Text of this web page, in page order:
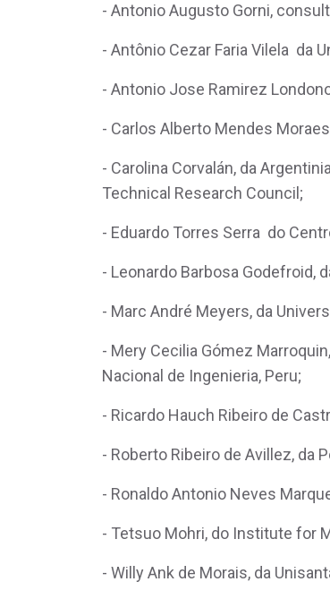
- Antonio Augusto Gorni,
- Antônio Cezar Faria Vilela da
- Antonio Jose Ramirez
- Carlos Alberto Mendes
- Carolina Corvalán, da
Technical Research Council;
- Eduardo Torres Serra do
- Leonardo Barbosa Godefroid,
- Marc André Meyers, da
- Mery Cecilia Gómez
Nacional de Ingenieria, Peru;
- Ricardo Hauch Ribeiro de
- Roberto Ribeiro de Avillez, da
- Ronaldo Antonio Neves
- Tetsuo Mohri, do Institute for
- Willy Ank de Morais, da